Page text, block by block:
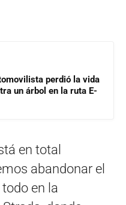
perdió la vida
un árbol en la ruta E-
en total
abandonar el
en la